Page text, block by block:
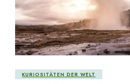
KURIOSITÄTEN DER WELT